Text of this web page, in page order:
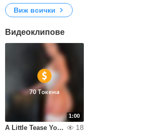
Виж всички
Видеоклипове
1:00
70 Токена
A Little Tease You Wont Forget 18